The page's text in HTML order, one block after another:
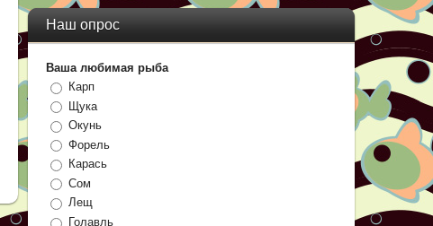
Наш опрос
Ваша любимая рыба
Карп
Щука
Окунь
Форель
Карась
Сом
Лещ
Голавль